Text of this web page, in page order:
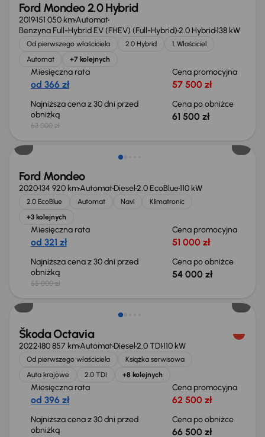
Ford Mondeo 2.0 Hybrid
2019151 050 kmAutomat
Benzyna Full-Hybrid EV (FHEV) (Full-Hybrid)2.0 Hybrid138 kW
Od pierwszego właściciela 2.0 Hybrid
1. Właściciel
Automat
+7 kolejnych
Miesięczna rata
od 366 zł
Cena promocyjna
57 500 zł
Najniższa cena z 30 dni przed
obniżką
63 000 zł
Cena po obniżce
61 500 zł
Taniej o 1 000 zł
Ford Mondeo
2020134 920 kmAutomatDiesel2.0 EcoBlue110 kW
2.0 EcoBlue Automat Navi
Klimatronic
+3 kolejnych
Miesięczna rata
od 321 zł
Cena promocyjna
51 000 zł
Najniższa cena z 30 dni przed
obniżką
55 000 zł
Cena po obniżce
54 000 zł
Świeżo skupione
Škoda Octavia
2022180 857 kmAutomatDiesel2.0 TDI110 kW
Od pierwszego właściciela
Książka serwisowa
Auta krajowe
2.0 TDI +8 kolejnych
Miesięczna rata
od 396 zł
Cena promocyjna
62 500 zł
Najniższa cena z 30 dni przed
obniżką
Cena po obniżce
66 500 zł